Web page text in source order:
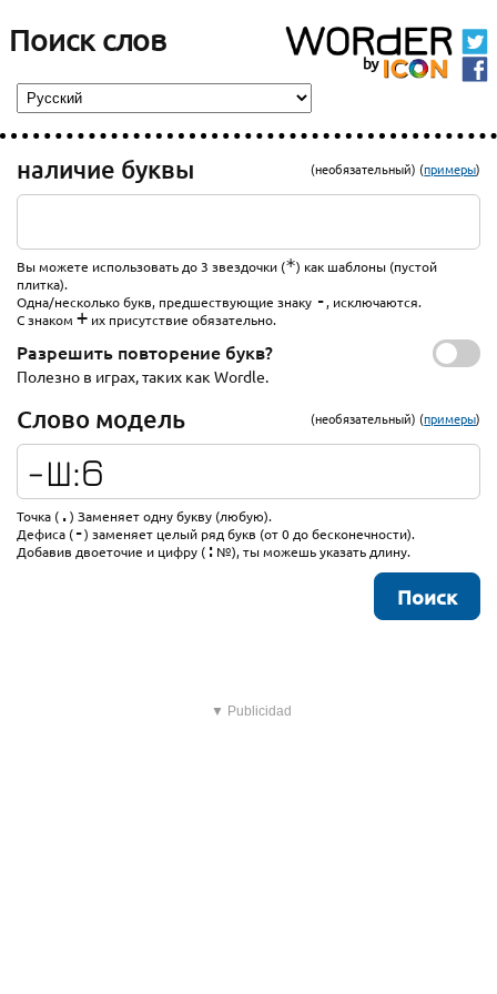
Поиск слов
наличие буквы (необязательный) (примеры)
Вы можете использовать до 3 звездочки (*) как шаблоны (пустой
плитка).
Одна/несколько букв, предшествующие знаку -, исключаются.
С знаком +их присутствие обязательно.
Разрешить повторение букв?
Полезно в играх, таких как Wordle.
Слово модель (необязательный) (примеры)
Точка (.) Заменяет одну букву (любую).
Дефиса (-) заменяет целый ряд букв (от 0 до бесконечности).
Добавив двоеточие и цифру (: №), ты можешь указать длину.
▼ Publicidad